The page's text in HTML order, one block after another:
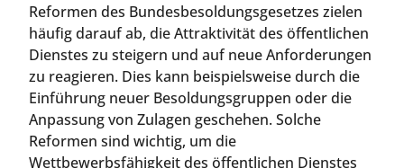
Reformen des Bundesbesoldungsgesetzes zielen
häufig darauf ab, die Attraktivität des öffentlichen
Dienstes zu steigern und auf neue Anforderungen
zu reagieren. Dies kann beispielsweise durch die
Einführung neuer Besoldungsgruppen oder die
Anpassung von Zulagen geschehen. Solche
Reformen sind wichtig, um die
Wettbewerbsfähigkeit des öffentlichen Dienstes